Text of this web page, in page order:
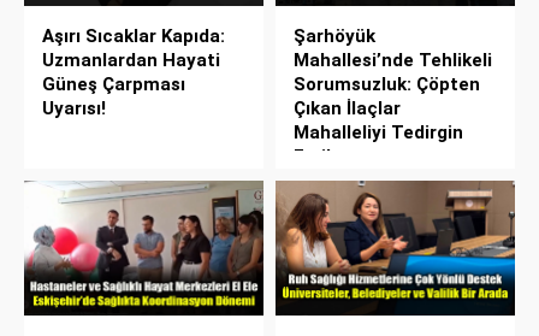
Aşırı Sıcaklar Kapıda:
Uzmanlardan Hayati
Güneş Çarpması
Uyarısı!
Şarhöyük
Mahallesi’nde Tehlikeli
Sorumsuzluk: Çöpten
Çıkan İlaçlar
Mahalleliyi Tedirgin
Etti!